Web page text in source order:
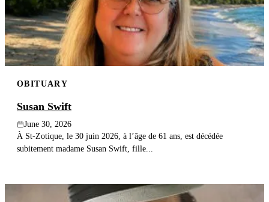
OBITUARY
Susan Swift
June 30, 2026
À St-Zotique, le 30 juin 2026, à l’âge de 61 ans, est décédée
subitement madame Susan Swift, fille...